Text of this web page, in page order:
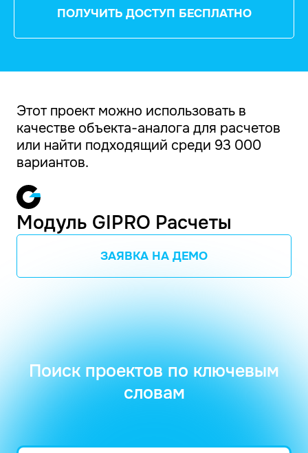
ПОЛУЧИТЬ ДОСТУП БЕСПЛАТНО
Этот проект можно использовать в
качестве объекта-аналога для расчетов
или найти подходящий среди 93 000
вариантов.
Модуль GIPRO Расчеты
ЗАЯВКА НА ДЕМО
Поиск проектов по ключевым
словам